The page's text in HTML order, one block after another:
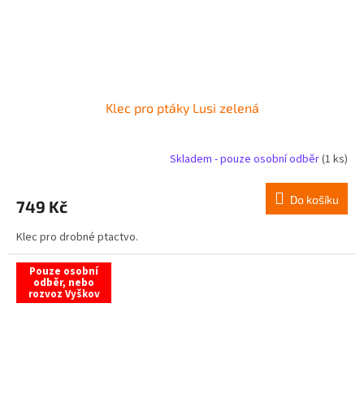
Klec pro ptáky Lusi zelená
Skladem - pouze osobní odběr(1 ks)
749 Kč Do košíku
Klec pro drobné ptactvo.
Pouze osobní
odběr, nebo
rozvoz Vyškov